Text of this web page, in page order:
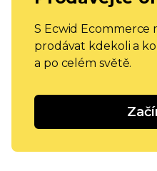
S Ecwid Ecommerce
prodávat kdekoli a
a po celém světě.